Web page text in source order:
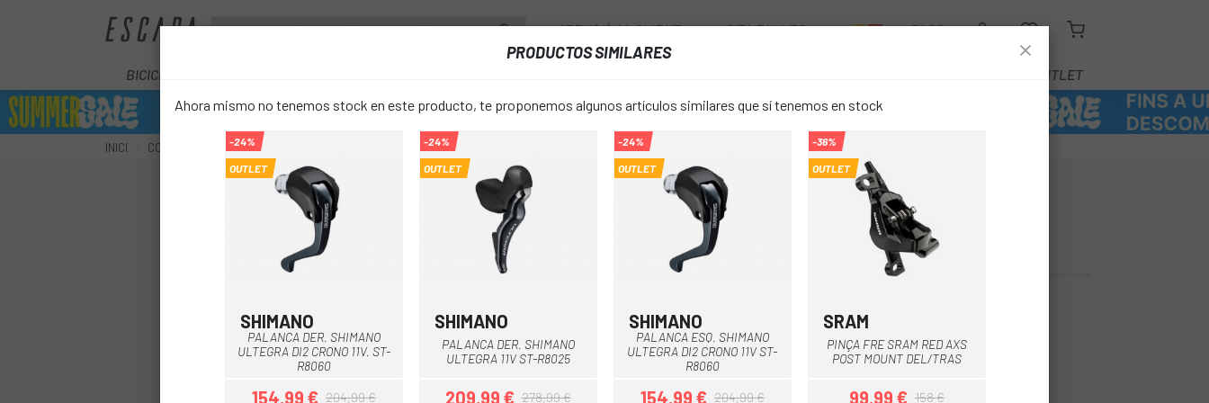
ATENCIÓ AL CLIENT CITA TALLER BLOG
BICICLETES OUTLET
INICI COMPONENTS FRENS PALANCA SHIMANO DER. HIDR. ST-RX810 11V.
PALANCA SHIMANO DER.
HIDR. ST-RX810 11V.
TALLA: Unica
PRODUCTOS SIMILARES
Ahora mismo no tenemos stock en este producto, te proponemos algunos artículos similares que sí tenemos en stock
-24%
OUTLET
SHIMANO
PALANCA DER. SHIMANO
ULTEGRA DI2 CRONO 11V. ST-
R8060
154,99 € 204,99 €
-24%
OUTLET
SHIMANO
PALANCA DER. SHIMANO
ULTEGRA 11V ST-R8025
209,99 € 278,99 €
-24%
OUTLET
SHIMANO
PALANCA ESQ. SHIMANO
ULTEGRA DI2 CRONO 11V ST-
R8060
154,99 € 204,99 €
-36%
OUTLET
SRAM
PINÇA FRE SRAM RED AXS
POST MOUNT DEL/TRAS
99,99 € 158 €